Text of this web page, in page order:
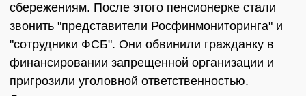
сбережениям. После этого пенсионерке стали
звонить "представители Росфинмониторинга" и
"сотрудники ФСБ". Они обвинили гражданку в
финансировании запрещенной организации и
пригрозили уголовной ответственностью.